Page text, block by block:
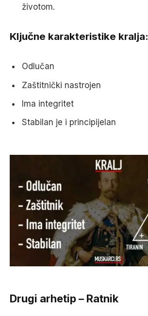
životom.
Ključne karakteristike kralja:
Odlučan
Zaštitnički nastrojen
Ima integritet
Stabilan je i principijelan
Drugi arhetip – Ratnik